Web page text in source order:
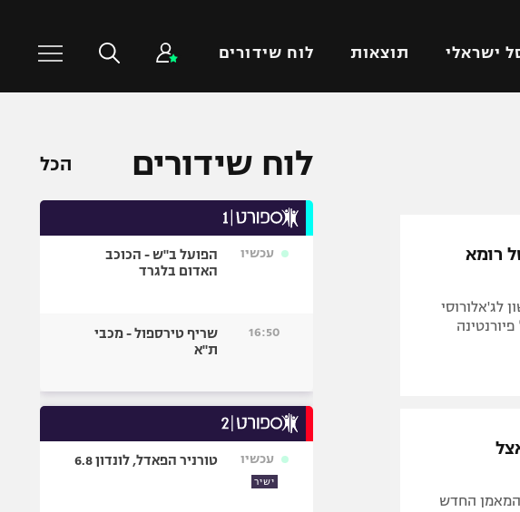
ישראלי תוצאות לוח שידורים
ירושלים
כדורסל עולמי
כדורעף
שחייה
ספורט אולימפי
היאבקות WWE
ספורט מוטורי
רומא
הפסד ראשון לג'אלורוסי
אצל
וקבע 0:1 בבכורה של המאמן החדש
לוח שידורים הכל
עכשיו
הפועל ב"ש - הכוכב
האדום בלגרד
16:50
שריף טירספול - מכבי
ת"א
עכשיו
ישיר
טורניר הפאדל, לונדון 6.8